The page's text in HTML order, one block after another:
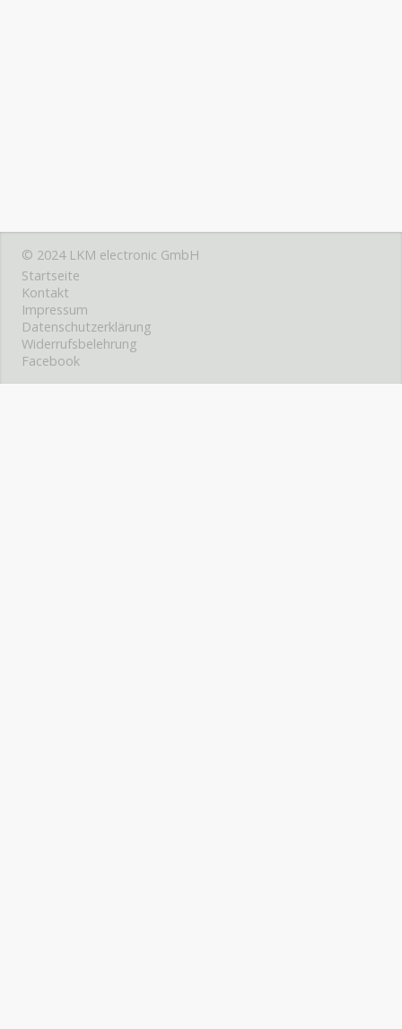
© 2024 LKM electronic GmbH
Startseite
Kontakt
Impressum
Datenschutzerklärung
Widerrufsbelehrung
Facebook